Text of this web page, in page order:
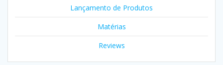
Lançamento de Produtos
Matérias
Reviews